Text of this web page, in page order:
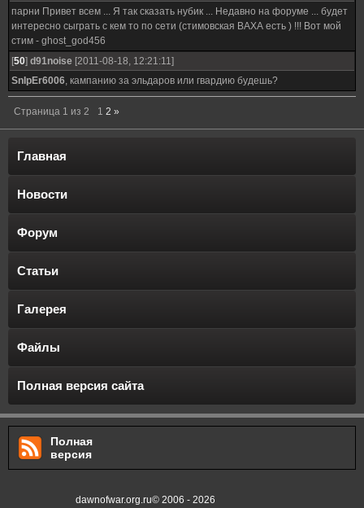
парни Привет всем ... Я так сказать нубик ... Недавно на форуме ... будет
интересно сыграть с кем то по сети (стимовская ВАХА есть ) !!! Вот мой
стим - ghost_god456
[50] d91noise [2011-08-18, 12:21:11]
SnIpEr6006, кампанию за эльдаров или гвардию будешь?
Страница 1 из 2 1 2 »
Главная
Новости
Форум
Статьи
Галерея
Файлы
Полная версия сайта
Полная
версия
dawnofwar.org.ru© 2006 - 2026